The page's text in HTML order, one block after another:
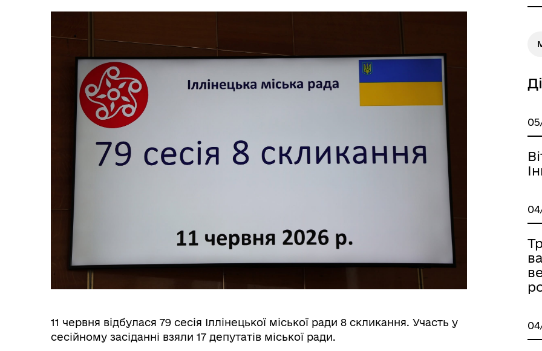
11 червня відбулася 79 сесія Іллінецької міської ради 8 скликання. Участь у
сесійному засіданні взяли 17 депутатів міської ради.